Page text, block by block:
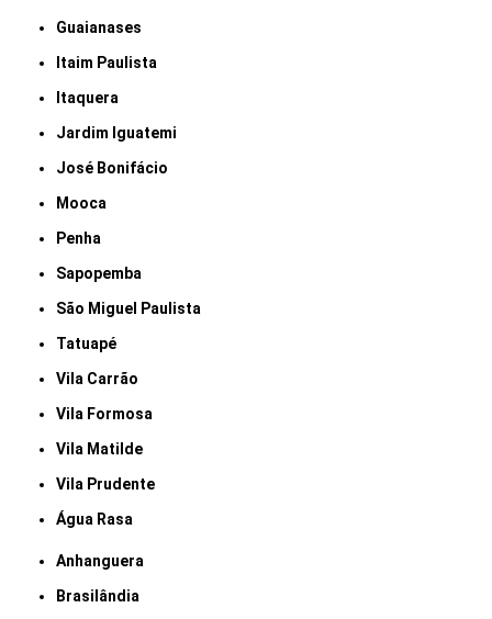
Guaianases
Itaim Paulista
Itaquera
Jardim Iguatemi
José Bonifácio
Mooca
Penha
Sapopemba
São Miguel Paulista
Tatuapé
Vila Carrão
Vila Formosa
Vila Matilde
Vila Prudente
Água Rasa
Anhanguera
Brasilândia